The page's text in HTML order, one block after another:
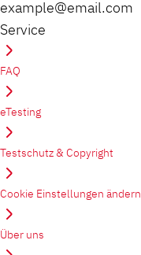
example@email.com
Service
FAQ
eTesting
Testschutz & Copyright
Cookie Einstellungen ändern
Über uns